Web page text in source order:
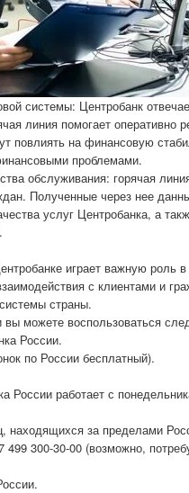
системы: Центробанк
линия помогает оперативно
повлиять на финансовую
проблемами.
обслуживания: горячая
Полученные через нее
услуг Центробанка, а
играет важную роль
с клиентами и
страны.
вы можете воспользоваться
России.
по России бесплатный).
России работает с
находящихся за пределами
300-30-00 (возможно,